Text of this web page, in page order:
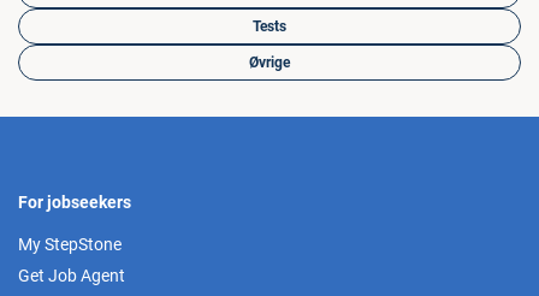
Tests
Øvrige
For jobseekers
My StepStone
Get Job Agent